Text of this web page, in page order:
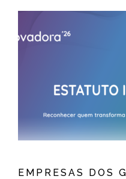
EMPRESAS DOS